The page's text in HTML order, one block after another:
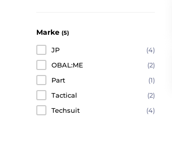
Marke (5)
JP
(4)
OBAL:ME
(2)
Part
(1)
Tactical
(2)
Techsuit
(4)